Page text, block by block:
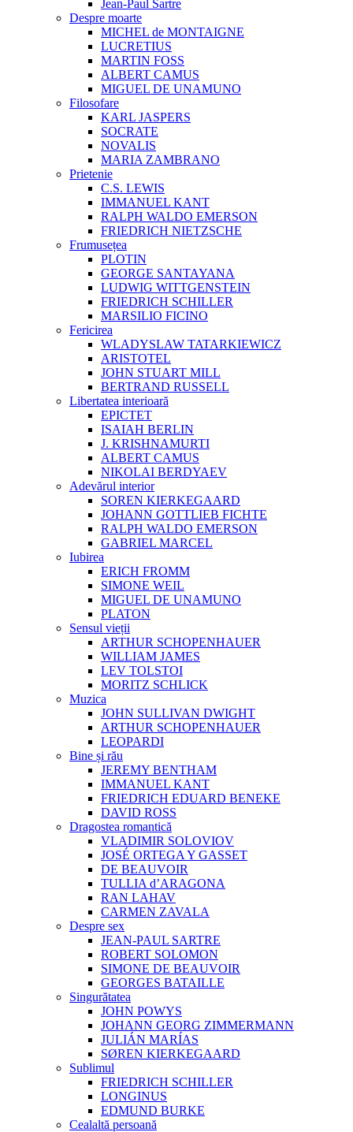
Jean-Paul Sartre
Despre moarte
MICHEL de MONTAIGNE
LUCRETIUS
MARTIN FOSS
ALBERT CAMUS
MIGUEL DE UNAMUNO
Filosofare
KARL JASPERS
SOCRATE
NOVALIS
MARIA ZAMBRANO
Prietenie
C.S. LEWIS
IMMANUEL KANT
RALPH WALDO EMERSON
FRIEDRICH NIETZSCHE
Frumusețea
PLOTIN
GEORGE SANTAYANA
LUDWIG WITTGENSTEIN
FRIEDRICH SCHILLER
MARSILIO FICINO
Fericirea
WLADYSLAW TATARKIEWICZ
ARISTOTEL
JOHN STUART MILL
BERTRAND RUSSELL
Libertatea interioară
EPICTET
ISAIAH BERLIN
J. KRISHNAMURTI
ALBERT CAMUS
NIKOLAI BERDYAEV
Adevărul interior
SOREN KIERKEGAARD
JOHANN GOTTLIEB FICHTE
RALPH WALDO EMERSON
GABRIEL MARCEL
Iubirea
ERICH FROMM
SIMONE WEIL
MIGUEL DE UNAMUNO
PLATON
Sensul vieții
ARTHUR SCHOPENHAUER
WILLIAM JAMES
LEV TOLSTOI
MORITZ SCHLICK
Muzica
JOHN SULLIVAN DWIGHT
ARTHUR SCHOPENHAUER
LEOPARDI
Bine și rău
JEREMY BENTHAM
IMMANUEL KANT
FRIEDRICH EDUARD BENEKE
DAVID ROSS
Dragostea romantică
VLADIMIR SOLOVIOV
JOSÉ ORTEGA Y GASSET
DE BEAUVOIR
TULLIA d’ARAGONA
RAN LAHAV
CARMEN ZAVALA
Despre sex
JEAN-PAUL SARTRE
ROBERT SOLOMON
SIMONE DE BEAUVOIR
GEORGES BATAILLE
Singurătatea
JOHN POWYS
JOHANN GEORG ZIMMERMANN
JULIÁN MARÍAS
SØREN KIERKEGAARD
Sublimul
FRIEDRICH SCHILLER
LONGINUS
EDMUND BURKE
Cealaltă persoană